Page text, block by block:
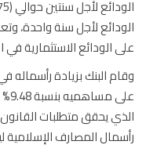
لأجل سنة واحدة، وتعد
الودائع الاستثمارية في
المصارف الإسلامية ليصبح 15 مليار ليرة سورية.